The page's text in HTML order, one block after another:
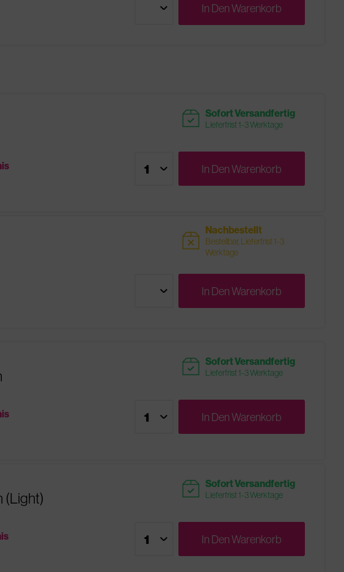
In DenWarenkorb
readytoship Sofort Versandfertig
Lieferfrist 1-3 Werktage
In DenWarenkorb
sold Nachbestellt
Bestellbar, Lieferfrist 1-3
Werktage
In DenWarenkorb
readytoship Sofort Versandfertig
Lieferfrist 1-3 Werktage
In DenWarenkorb
(Light) readytoship Sofort Versandfertig
Lieferfrist 1-3 Werktage
In DenWarenkorb